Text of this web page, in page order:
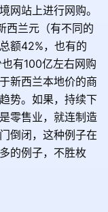
网站上进行网购。
西兰元（有不同的
额42%，也有的
有100亿左右网购
新西兰本地价的商
势。如果，持续下
零售业，就连制造
倒闭，这种例子在
的例子，不胜枚